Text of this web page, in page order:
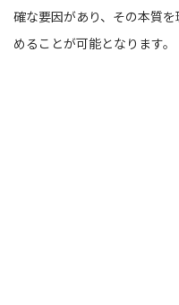
確な要因があり、その本質
めることが可能となります。